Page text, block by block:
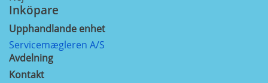
Inköpare
Upphandlande enhet
Servicemægleren A/S
Avdelning
Kontakt